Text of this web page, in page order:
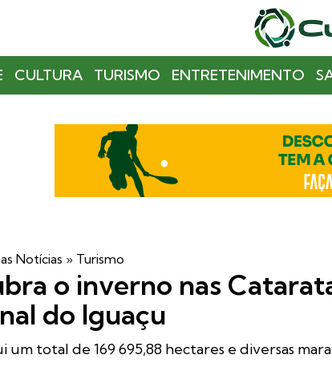
CULTURA TURISMO ENTRETENIMENTO
Notícias » Turismo
o inverno nas
do Iguaçu
um total de 169 695,88 hectares e diversas